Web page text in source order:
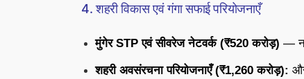
4. शहरी विकास एवं गंगा सफाई परियोजनाएँ
मुंगेर STP एवं सीवरेज नेटवर्क (₹520 करोड़) —
शहरी अवसंरचना परियोजनाएँ (₹1,260 करोड़):